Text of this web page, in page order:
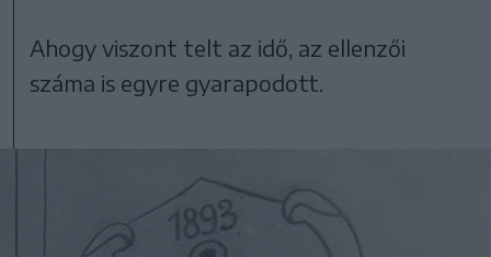
Ahogy viszont telt az idő, az ellenzői
száma is egyre gyarapodott.